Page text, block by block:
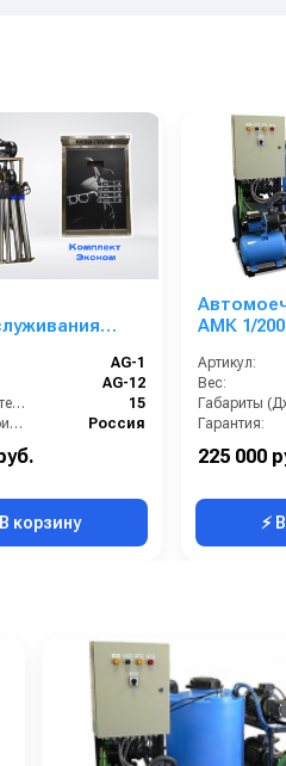
AG-1
AG-12
Производительность (л/мин):
15
Страна-производитель:
Россия
Рабочее давление (бар):
В корзину
АМК 1/
Артикул:
Вес:
Гарантия:
225 000
⚡